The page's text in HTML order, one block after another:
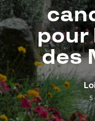
pour
des
5